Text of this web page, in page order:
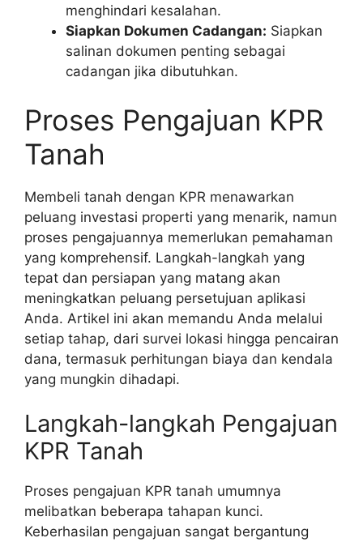
menghindari kesalahan.
Siapkan Dokumen Cadangan: Siapkan
salinan dokumen penting sebagai
cadangan jika dibutuhkan.
Proses Pengajuan KPR
Tanah
Membeli tanah dengan KPR menawarkan
peluang investasi properti yang menarik, namun
proses pengajuannya memerlukan pemahaman
yang komprehensif. Langkah-langkah yang
tepat dan persiapan yang matang akan
meningkatkan peluang persetujuan aplikasi
Anda. Artikel ini akan memandu Anda melalui
setiap tahap, dari survei lokasi hingga pencairan
dana, termasuk perhitungan biaya dan kendala
yang mungkin dihadapi.
Langkah-langkah Pengajuan
KPR Tanah
Proses pengajuan KPR tanah umumnya
melibatkan beberapa tahapan kunci.
Keberhasilan pengajuan sangat bergantung